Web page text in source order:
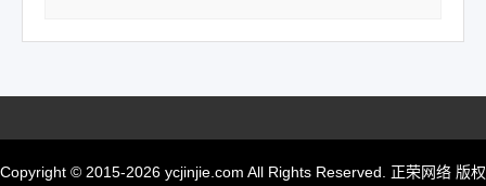
Copyright © 2015-2026 ycjinjie.com All Rights Reserved. 正荣网络 版权